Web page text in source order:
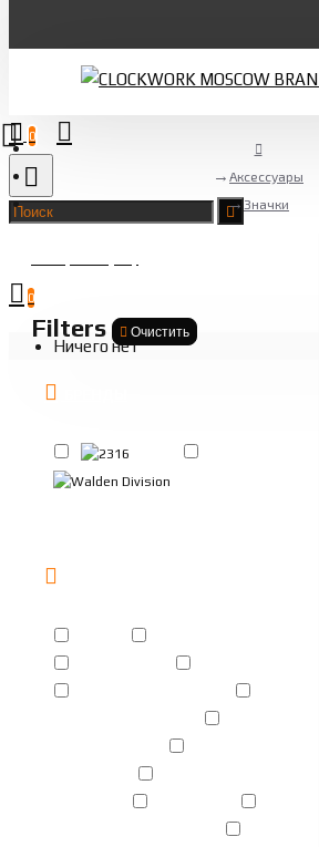
0
0
Ничего нет
Аксессуары
Значки
Filters Очистить